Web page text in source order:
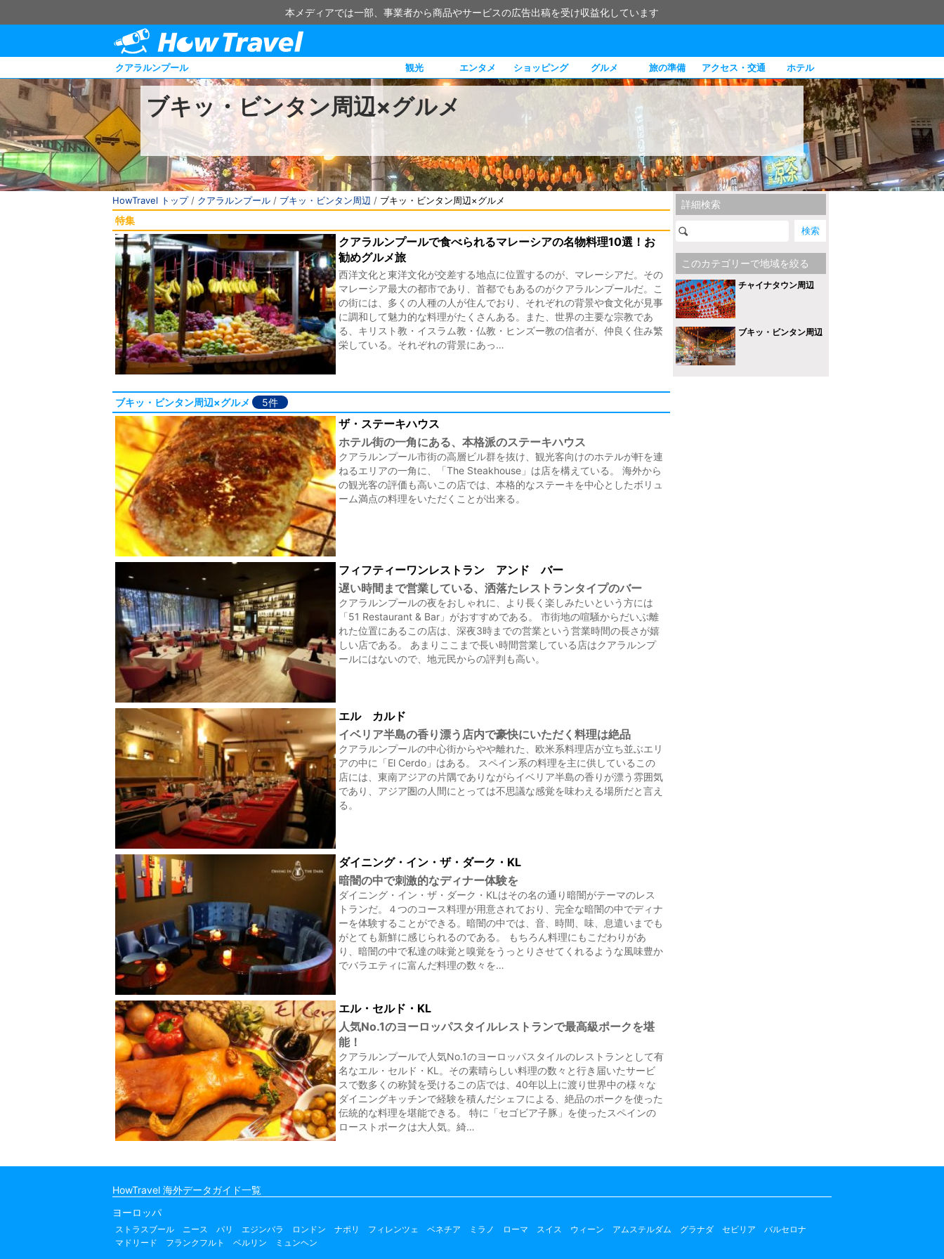
本メディアでは一部、事業者から商品やサービスの広告出稿を受け収益化しています
クアラルンプール 観光 エンタメ ショッピング グルメ 旅の準備 アクセス・交通 ホテル
ブキッ・ビンタン周辺×グルメ
詳細検索
このカテゴリーで地域を絞る
チャイナタウン周辺
ブキッ・ビンタン周辺
HowTravel トップ/ クアラルンプール / ブキッ・ビンタン周辺 / ブキッ・ビンタン周辺×グルメ
特集
クアラルンプールで食べられるマレーシアの名物料理10選！お
勧めグルメ旅
西洋文化と東洋文化が交差する地点に位置するのが、マレーシアだ。その
マレーシア最大の都市であり、首都でもあるのがクアラルンプールだ。こ
の街には、多くの人種の人が住んでおり、それぞれの背景や食文化が見事
に調和して魅力的な料理がたくさんある。また、世界の主要な宗教であ
る、キリスト教・イスラム教・仏教・ヒンズー教の信者が、仲良く住み繁
栄している。それぞれの背景にあっ…
ブキッ・ビンタン周辺×グルメ 5件
ザ・ステーキハウス
ホテル街の一角にある、本格派のステーキハウス
クアラルンプール市街の高層ビル群を抜け、観光客向けのホテルが軒を連
ねるエリアの一角に、「The Steakhouse」は店を構えている。 海外から
の観光客の評価も高いこの店では、本格的なステーキを中心としたボリュ
ーム満点の料理をいただくことが出来る。
フィフティーワンレストラン アンド バー
遅い時間まで営業している、洒落たレストランタイプのバー
クアラルンプールの夜をおしゃれに、より長く楽しみたいという方には
「51 Restaurant & Bar」がおすすめである。 市街地の喧騒からだいぶ離
れた位置にあるこの店は、深夜3時までの営業という営業時間の長さが嬉
しい店である。 あまりここまで長い時間営業している店はクアラルンプ
ールにはないので、地元民からの評判も高い。
エル カルド
イベリア半島の香り漂う店内で豪快にいただく料理は絶品
クアラルンプールの中心街からやや離れた、欧米系料理店が立ち並ぶエリ
アの中に「El Cerdo」はある。 スペイン系の料理を主に供しているこの
店には、東南アジアの片隅でありながらイベリア半島の香りが漂う雰囲気
であり、アジア圏の人間にとっては不思議な感覚を味わえる場所だと言え
る。
ダイニング・イン・ザ・ダーク・KL
暗闇の中で刺激的なディナー体験を
ダイニング・イン・ザ・ダーク・KLはその名の通り暗闇がテーマのレス
トランだ。４つのコース料理が用意されており、完全な暗闇の中でディナ
ーを体験することができる。暗闇の中では、音、時間、味、息遣いまでも
がとても新鮮に感じられるのである。 もちろん料理にもこだわりがあ
り、暗闇の中で私達の味覚と嗅覚をうっとりさせてくれるような風味豊か
でバラエティに富んだ料理の数々を…
エル・セルド・KL
人気No.1のヨーロッパスタイルレストランで最高級ポークを堪
能！
クアラルンプールで人気No.1のヨーロッパスタイルのレストランとして有
名なエル・セルド・KL。その素晴らしい料理の数々と行き届いたサービ
スで数多くの称賛を受けるこの店では、40年以上に渡り世界中の様々な
ダイニングキッチンで経験を積んだシェフによる、絶品のポークを使った
伝統的な料理を堪能できる。 特に「セゴビア子豚」を使ったスペインの
ローストポークは大人気。綺…
HowTravel 海外データガイド一覧
ヨーロッパ
ストラスブール ニース パリ エジンバラ ロンドン ナポリ フィレンツェ ベネチア ミラノ ローマ スイス ウィーン アムステルダム グラナダ セビリア
バルセロナ
マドリード
フランクフルト ベルリン ミュンヘン